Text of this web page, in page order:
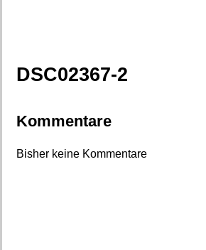
DSC02367-2
Kommentare
Bisher keine Kommentare